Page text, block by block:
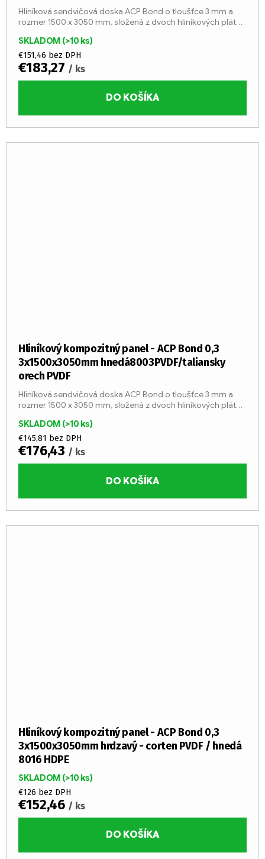
SKLADOM (>10 ks)
€151,46 bez DPH
€183,27 / ks
DO KOŠÍKA
Hliníková sendvičová doska ACP Bond o tloušťce 3 mm a
rozmer 1500 x 3050 mm, složená z dvoch hliníkových plátov
oheň...
Hliníkový kompozitný panel - ACP Bond 0,3
3x1500x3050mm hnedá8003PVDF/taliansky
orech PVDF
SKLADOM (>10 ks)
€145,81 bez DPH
€176,43 / ks
DO KOŠÍKA
Hliníková sendvičová doska ACP Bond o tloušťce 3 mm a
rozmer 1500 x 3050 mm, složená z dvoch hliníkových plátov
oheň...
Hliníkový kompozitný panel - ACP Bond 0,3
3x1500x3050mm hrdzavý - corten PVDF / hnedá
8016 HDPE
SKLADOM (>10 ks)
€126 bez DPH
€152,46 / ks
DO KOŠÍKA